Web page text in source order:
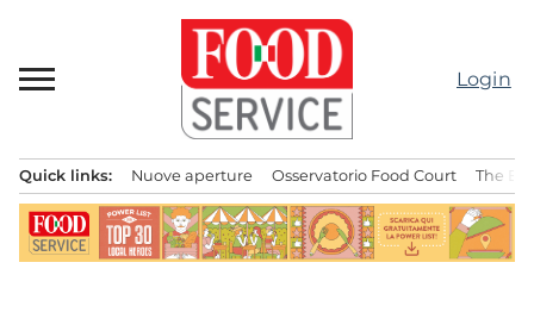
contenuto
Login
principale
Quick links: Nuove aperture Osservatorio Food Court The